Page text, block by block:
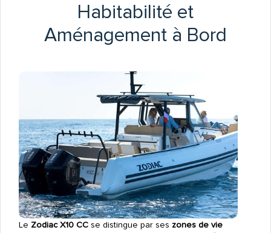
Habitabilité et
Aménagement à Bord
Le Zodiac X10 CCse distingue par ses zones de vie